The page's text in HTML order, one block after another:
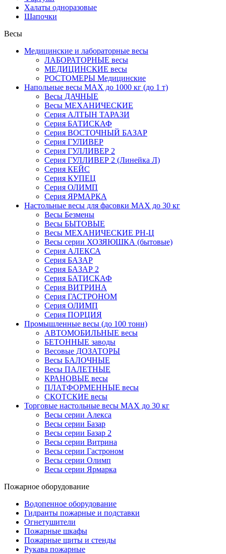
Халаты одноразовые
Шапочки
Весы
Медицинские и лабораторные весы
ЛАБОРАТОРНЫЕ весы
МЕДИЦИНСКИЕ весы
РОСТОМЕРЫ Медицинские
Напольные весы MAX до 1000 кг (до 1 т)
Весы ДАЧНЫЕ
Весы МЕХАНИЧЕСКИЕ
Серия АЛТЫН ТАРАЗИ
Серия БАТИСКАФ
Серия ВОСТОЧНЫЙ БАЗАР
Серия ГУЛИВЕР
Серия ГУЛЛИВЕР 2
Серия ГУЛЛИВЕР 2 (Линейка Л)
Серия КЕЙС
Серия КУПЕЦ
Серия ОЛИМП
Серия ЯРМАРКА
Настольные весы для фасовки MAX до 30 кг
Весы Безмены
Весы БЫТОВЫЕ
Весы МЕХАНИЧЕСКИЕ РН-Ц
Весы серии ХОЗЯЮШКА (бытовые)
Серия АЛЕКСА
Серия БАЗАР
Серия БАЗАР 2
Серия БАТИСКАФ
Серия ВИТРИНА
Серия ГАСТРОНОМ
Серия ОЛИМП
Серия ПОРЦИЯ
Промышленные весы (до 100 тонн)
АВТОМОБИЛЬНЫЕ весы
БЕТОННЫЕ заводы
Весовые ДОЗАТОРЫ
Весы БАЛОЧНЫЕ
Весы ПАЛЕТНЫЕ
КРАНОВЫЕ весы
ПЛАТФОРМЕННЫЕ весы
СКОТСКИЕ весы
Торговые настольные весы MAX до 30 кг
Весы серии Алекса
Весы серии Базар
Весы серии Базар 2
Весы серии Витрина
Весы серии Гастроном
Весы серии Олимп
Весы серии Ярмарка
Пожарное оборудование
Водопенное оборудование
Гидранты пожарные и подставки
Огнетушители
Пожарные шкафы
Пожарные щиты и стенды
Рукава пожарные